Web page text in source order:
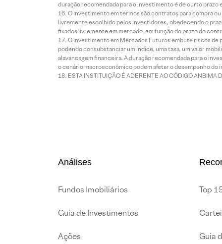
duração recomendada para o investimento é de curto
O investimento em termos são contratos para compra
livremente escolhido pelos investidores, obedecendo o
fixados livremente em mercado, em função do prazo do
O investimento em Mercados Futuros embute riscos
podendo consubstanciar um índice, uma taxa, um valor
alavancagem financeira. A duração recomendada para o
o cenário macroeconômico podem afetar o desempenho do
ESTA INSTITUIÇÃO É ADERENTE AO CÓDIGO ANBIMA
Análises
Fundos Imobiliários
Guia de Investimentos
Ações
Top
Guia